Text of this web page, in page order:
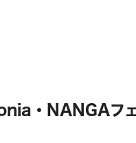
・NANGAフ